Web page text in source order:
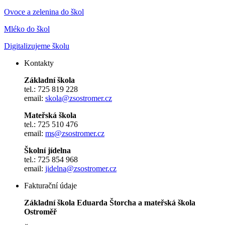
Ovoce a zelenina do škol
Mléko do škol
Digitalizujeme školu
Kontakty
Základní škola
tel.: 725 819 228
email: skola@zsostromer.cz
Mateřská škola
tel.: 725 510 476
email: ms@zsostromer.cz
Školní jídelna
tel.: 725 854 968
email: jidelna@zsostromer.cz
Fakturační údaje
Základní škola Eduarda Štorcha a mateřská škola
Ostroměř